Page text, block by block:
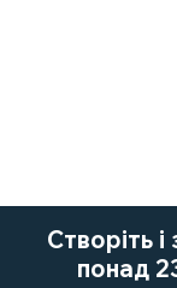
Створіть
понад